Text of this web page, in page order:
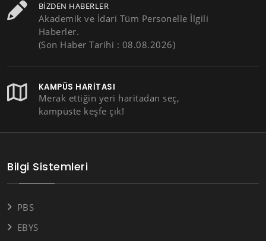
BIZDEN HABERLER
Akademik ve İdari Tüm Personelle İlgili
Haberler.
(Son Haber Tarihi : 08.08.2026)
KAMPÜS HARITASI
Merak ettiğin yeri haritadan seç,
kampüste keşfe çık!
Bilgi Sistemleri
PBS
EBYS